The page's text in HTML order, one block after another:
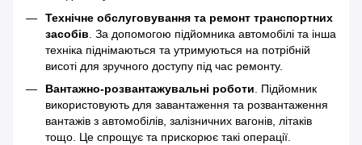
Технічне обслуговування та ремонт транспортних
засобів . За допомогою підйомника автомобілі та інша
техніка піднімаються та утримуються на потрібній
висоті для зручного доступу під час ремонту.
Вантажно-розвантажувальні роботи . Підйомник
використовують для завантаження та розвантаження
вантажів з автомобілів, залізничних вагонів, літаків
тощо. Це спрощує та прискорює такі операції.